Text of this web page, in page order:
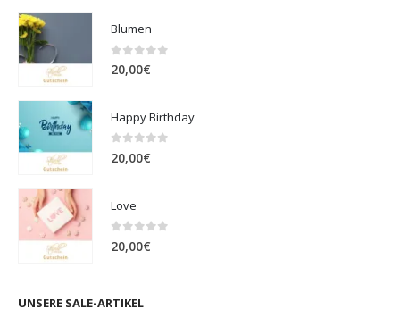
Blumen
0 out of 5
20,00€
Happy Birthday
0 out of 5
20,00€
Love
0 out of 5
20,00€
UNSERE SALE-ARTIKEL